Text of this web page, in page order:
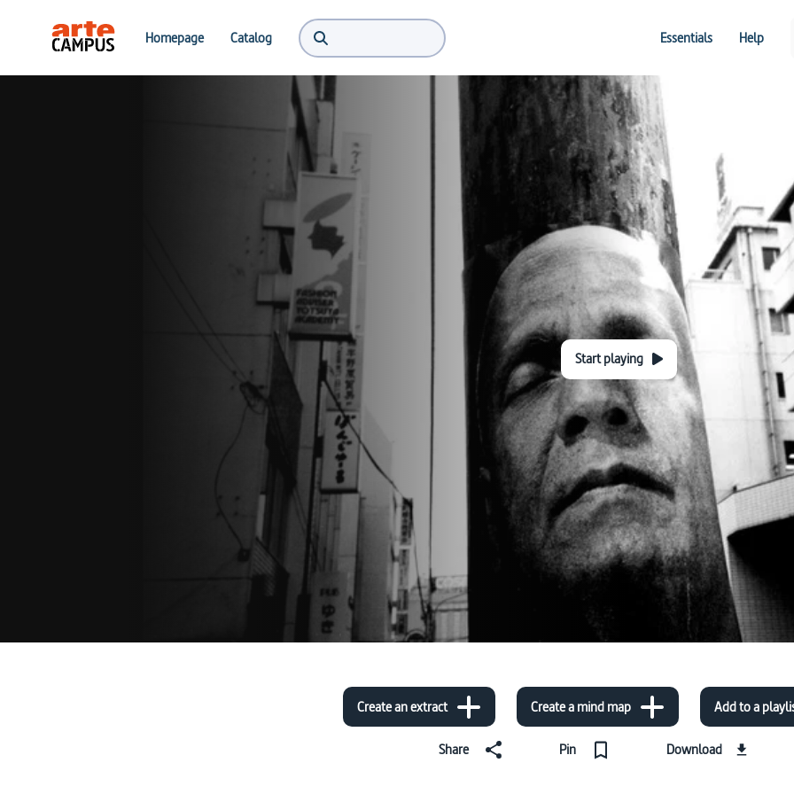
Homepage Catalog Essentials Help
Start playing
Create an extract Create a mind map Add to a
Share Pin Download